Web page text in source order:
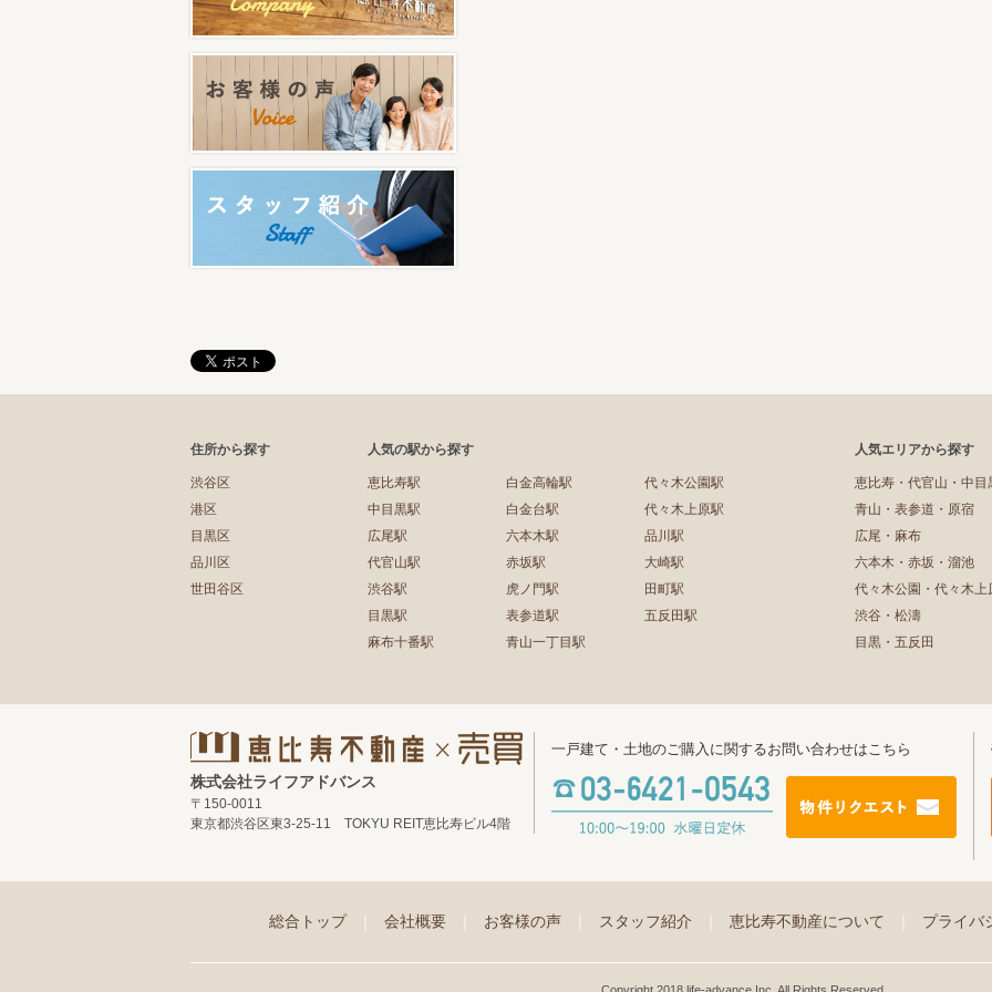
住所から探す
渋谷区
港区
目黒区
品川区
世田谷区
人気の駅から探す
恵比寿駅
中目黒駅
広尾駅
代官山駅
渋谷駅
目黒駅
麻布十番駅
白金高輪駅
白金台駅
六本木駅
赤坂駅
虎ノ門駅
表参道駅
青山一丁目駅
代々木公園駅
代々木上原駅
品川駅
大崎駅
田町駅
五反田駅
人気エリアから探す
恵比寿・代官山・中目
青山・表参道・原宿
広尾・麻布
六本木・赤坂・溜池
代々木公園・代々木上
渋谷・松濤
目黒・五反田
株式会社ライフアドバンス
〒150-0011
東京都渋谷区東3-25-11 TOKYU REIT恵比寿ビル4階
一戸建て・土地のご購入に関するお問い合わせはこちら
総合トップ 会社概要 お客様の声 スタッフ紹介 恵比寿不動産について プライバ